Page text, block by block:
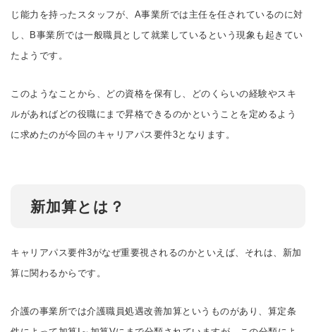
じ能力を持ったスタッフが、A事業所では主任を任されているのに対
し、B事業所では一般職員として就業しているという現象も起きてい
たようです。
このようなことから、どの資格を保有し、どのくらいの経験やスキ
ルがあればどの役職にまで昇格できるのかということを定めるよう
に求めたのが今回のキャリアパス要件3となります。
新加算とは？
キャリアパス要件3がなぜ重要視されるのかといえば、それは、新加
算に関わるからです。
介護の事業所では介護職員処遇改善加算というものがあり、算定条